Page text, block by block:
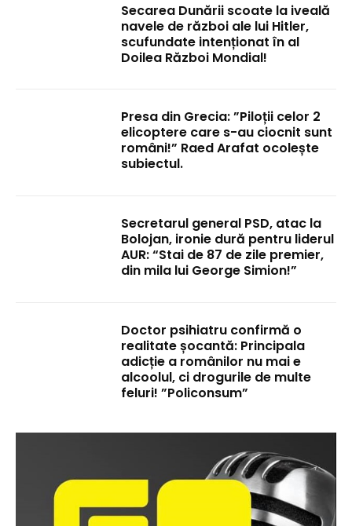
Secarea Dunării scoate la iveală
navele de război ale lui Hitler,
scufundate intenționat în al
Doilea Război Mondial!
Presa din Grecia: ”Piloții celor 2
elicoptere care s-au ciocnit sunt
români!” Raed Arafat ocolește
subiectul.
Secretarul general PSD, atac la
Bolojan, ironie dură pentru liderul
AUR: “Stai de 87 de zile premier,
din mila lui George Simion!”
Doctor psihiatru confirmă o
realitate șocantă: Principala
adicție a românilor nu mai e
alcoolul, ci drogurile de multe
feluri! ”Policonsum”